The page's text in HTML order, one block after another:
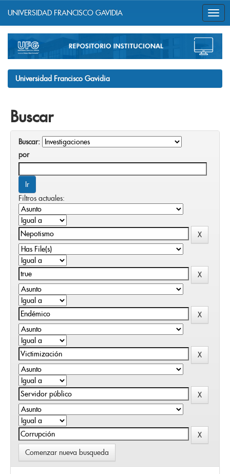
navigation
UNIVERSIDAD FRANCISCO GAVIDIA
Universidad Francisco Gavidia
Buscar
Buscar:
por
Filtros actuales:
Comenzar nueva busqueda